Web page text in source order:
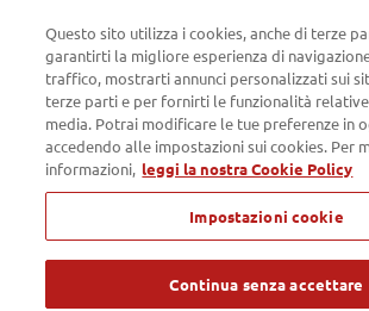
Impostazioni cookie
Privacy policy Cookie Policy
Passepartout s.p.a. - Società a socio unico - c/o
Consiglio dei Sessanta 99, 47891 Dogana
- Tel. 0549 978011 - Numero Verde 800 414243
Economico SM03473 - Iscrizione Registro
agosto 2010 - Iscrizione Registro delle attività
Questo sito utilizza i cookies, anche di terze
garantirti la migliore esperienza di
traffico, mostrarti annunci personalizzati sui
terze parti e per fornirti le funzionalità
media. Potrai modificare le tue preferenze in
accedendo alle impostazioni sui cookies. Per
informazioni, leggi la nostra Cookie Policy
Impostazioni cookie
Continua senza accettare